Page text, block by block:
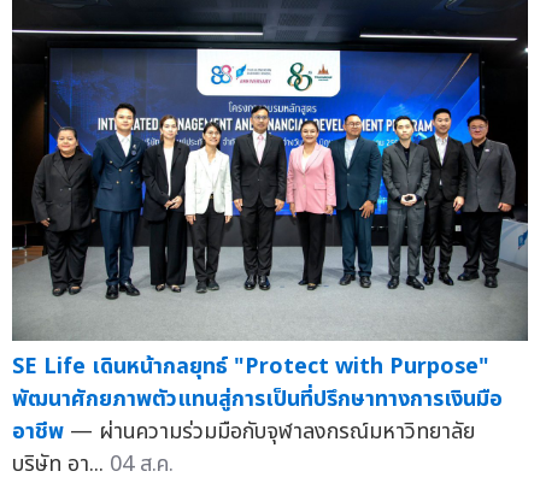
SE Life เดินหน้ากลยุทธ์ "Protect with Purpose"
พัฒนาศักยภาพตัวแทนสู่การเป็นที่ปรึกษาทางการเงินมือ
อาชีพ — ผ่านความร่วมมือกับจุฬาลงกรณ์มหาวิทยาลัย
บริษัท อา... 04 ส.ค.